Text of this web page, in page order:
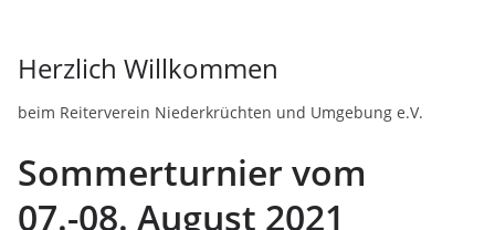
Herzlich Willkommen
beim Reiterverein Niederkrüchten und Umgebung e.V.
Sommerturnier vom
07.-08. August 2021